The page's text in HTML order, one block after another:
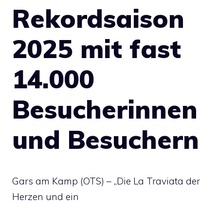
Rekordsaison
2025 mit fast
14.000
Besucherinnen
und Besuchern
Gars am Kamp (OTS) – „Die La Traviata der
Herzen und ein